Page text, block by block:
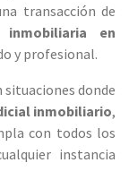
transacción de
inmobiliaria en
y profesional.
situaciones donde
inmobiliario,
con todos los
instancia